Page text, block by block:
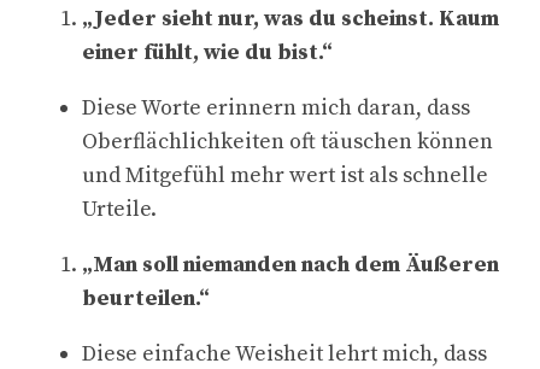
„Jeder sieht nur, was du scheinst. Kaum
einer fühlt, wie du bist.“
Diese Worte erinnern mich daran, dass
Oberflächlichkeiten oft täuschen können
und Mitgefühl mehr wert ist als schnelle
Urteile.
„Man soll niemanden nach dem Äußeren
beurteilen.“
Diese einfache Weisheit lehrt mich, dass